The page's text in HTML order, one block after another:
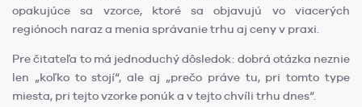
opakujúce sa vzorce, ktoré sa objavujú vo viacerých
regiónoch naraz a menia správanie trhu aj ceny v praxi.
Pre čitateľa to má jednoduchý dôsledok: dobrá otázka neznie
len „koľko to stojí“, ale aj „prečo práve tu, pri tomto type
miesta, pri tejto vzorke ponúk a v tejto chvíli trhu dnes“.